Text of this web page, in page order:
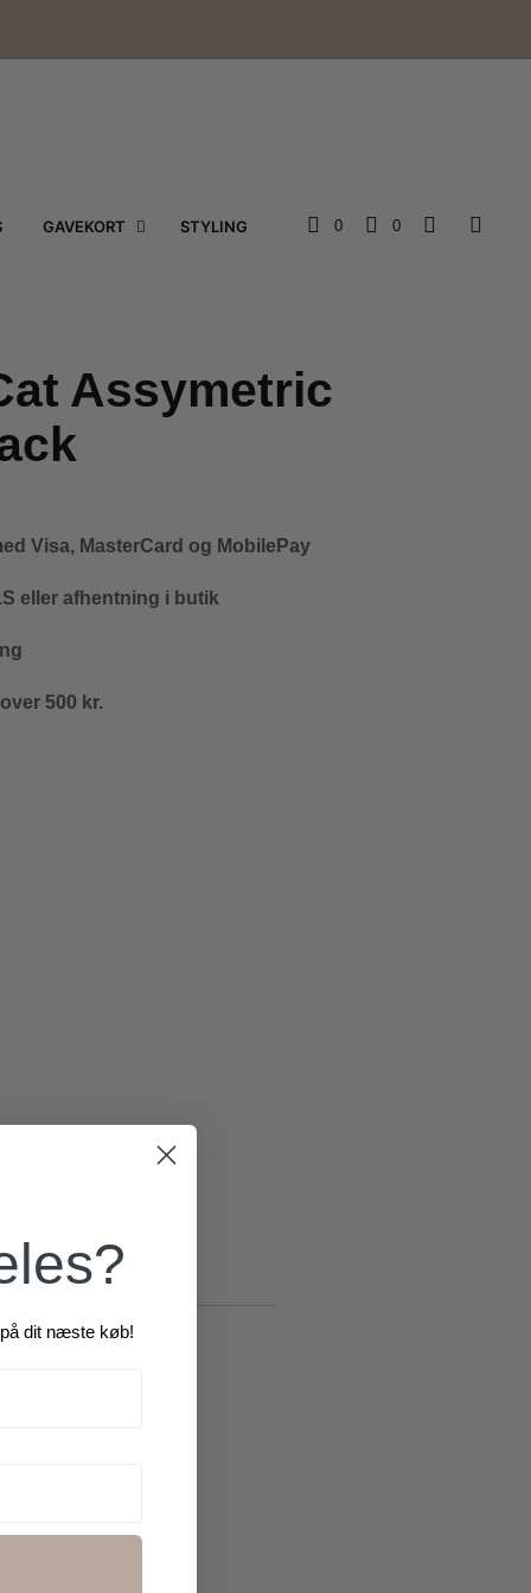
GAVEKORT STYLING 0 0
Assymetric
Visa, MasterCard og MobilePay
eller afhentning i butik
500 kr.
dit næste køb!